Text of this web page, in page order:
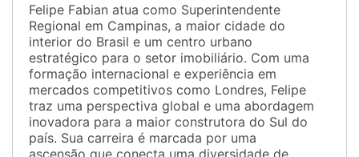
Felipe Fabian atua como Superintendente
Regional em Campinas, a maior cidade do
interior do Brasil e um centro urbano
estratégico para o setor imobiliário. Com uma
formação internacional e experiência em
mercados competitivos como Londres, Felipe
traz uma perspectiva global e uma abordagem
inovadora para a maior construtora do Sul do
país. Sua carreira é marcada por uma
ascensão que conecta uma diversidade de